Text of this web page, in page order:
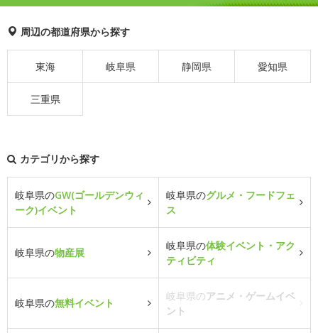
周辺の都道府県から探す
東海 岐阜県 静岡県 愛知県
三重県
カテゴリから探す
岐阜県のGW(ゴールデンウィ
ーク)イベント
岐阜県のグルメ・フードフェ
ス
岐阜県の物産展
岐阜県の体験イベント・アク
ティビティ
岐阜県の無料イベント
岐阜県のアニメ・ゲームイベ
ント